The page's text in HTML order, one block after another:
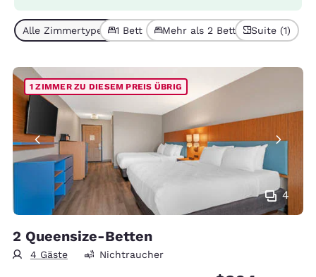
Alle Zimmertypen (2)1 Bett (1) Mehr als 2 Betten (1)Suite (1)
4
1 ZIMMER ZU DIESEM PREIS ÜBRIG
2 Queensize-Betten
4 Gäste Nichtraucher